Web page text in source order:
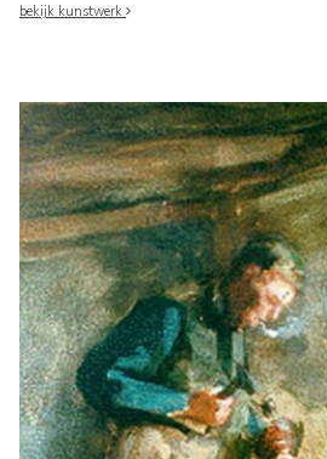
bekijk kunstwerk